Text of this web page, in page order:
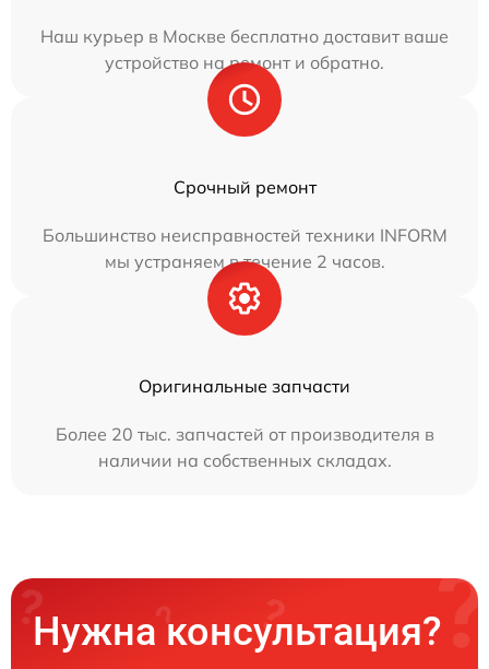
Наш курьер в Москве бесплатно доставит ваше
устройство на ремонт и обратно.
Срочный ремонт
Большинство неисправностей техники INFORM
мы устраняем в течение 2 часов.
Оригинальные запчасти
Более 20 тыс. запчастей от производителя в
наличии на собственных складах.
Нужна консультация?